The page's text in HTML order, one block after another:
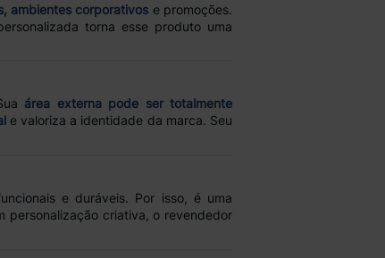
ambientes corporativos e promoções.
torna esse produto uma
área externa pode ser totalmente
e valoriza a identidade da marca. Seu
e duráveis. Por isso, é uma
personalização criativa, o revendedor